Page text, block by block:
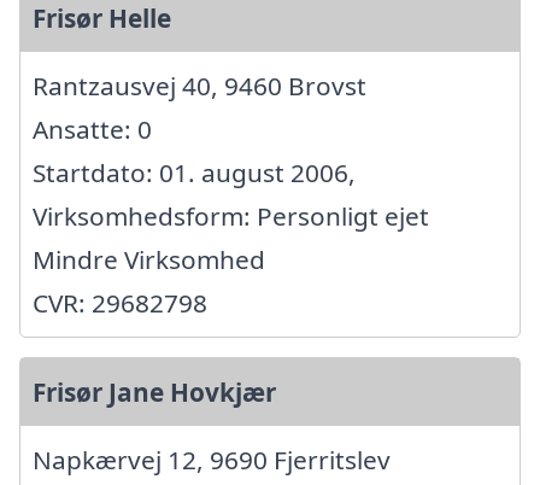
Frisør Helle
Rantzausvej 40, 9460 Brovst
Ansatte: 0
Startdato: 01. august 2006,
Virksomhedsform: Personligt ejet
Mindre Virksomhed
CVR: 29682798
Frisør Jane Hovkjær
Napkærvej 12, 9690 Fjerritslev